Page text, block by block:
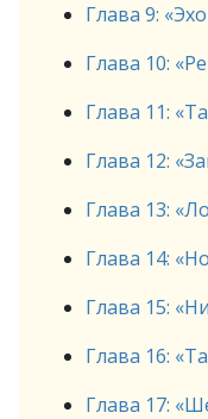
Глава 9:
Глава 10:
Глава 11:
Глава 12:
Глава 13:
Глава 14:
Глава 15:
Глава 16:
Глава 17: